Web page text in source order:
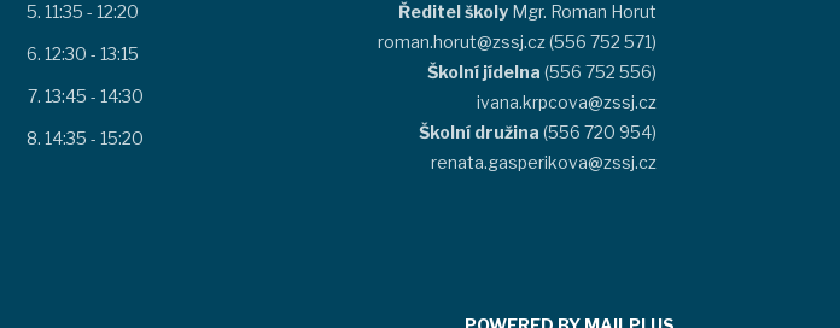
11:35 - 12:20
12:30 - 13:15
13:45 - 14:30
14:35 - 15:20
Ředitel školy Mgr. Roman Horut
roman.horut@zssj.cz (556 752 571)
Školní jídelna (556 752 556)
ivana.krpcova@zssj.cz
Školní družina (556 720 954)
renata.gasperikova@zssj.cz